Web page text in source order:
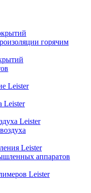
горячим
Leister
Leister
Leister
Leister
аппаратов
Leister